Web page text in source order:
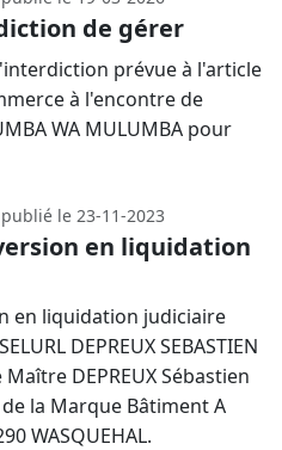
de gérer
prévue à l'article
à l'encontre de
WA MULUMBA pour
le 23-11-2023
en liquidation
en liquidation judiciaire
DEPREUX SEBASTIEN
DEPREUX Sébastien
la Marque Bâtiment A
WASQUEHAL.